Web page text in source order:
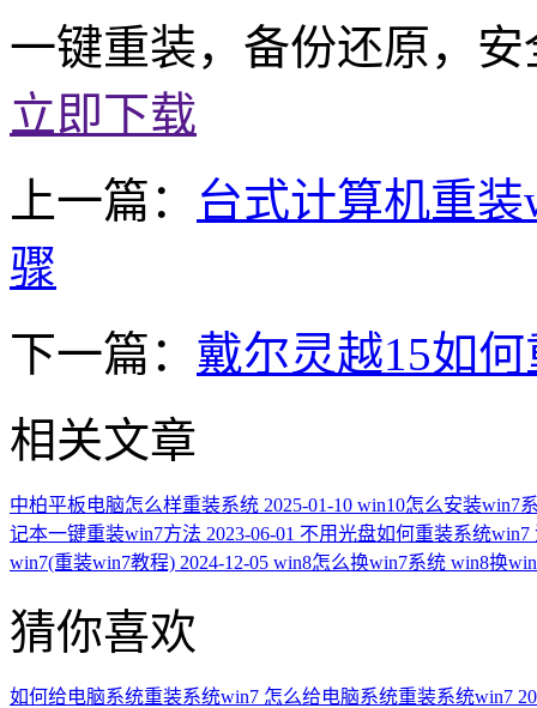
一键重装，备份还原，
立即下载
上一篇： 台式计算机重
骤
下一篇： 戴尔灵越15如
相关文章
中柏平板电脑怎么样重装系统 2025-01-10 win10怎么安装win7
记本一键重装win7方法 2023-06-01 不用光盘如何重装系统
win7(重装win7教程) 2024-12-05 win8怎么换win7系统 win8换
猜你喜欢
如何给电脑系统重装系统win7 怎么给电脑系统重装系统win7